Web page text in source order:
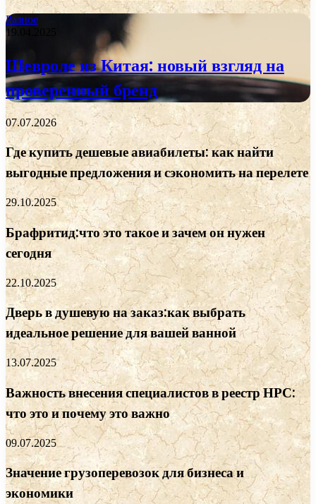
Разное
19.04.2025
Шевроле из Китая: новый взгляд на
проверенный бренд
07.07.2026
Где купить дешевые авиабилеты: как найти
выгодные предложения и сэкономить на перелете
29.10.2025
Брафритид:что это такое и зачем он нужен
сегодня
22.10.2025
Дверь в душевую на заказ:как выбрать
идеальное решение для вашей ванной
13.07.2025
Важность внесения специалистов в реестр НРС:
что это и почему это важно
09.07.2025
Значение грузоперевозок для бизнеса и
экономики